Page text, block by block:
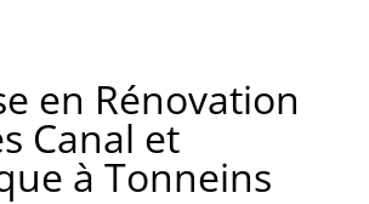
en Rénovation
Canal et
à Tonneins